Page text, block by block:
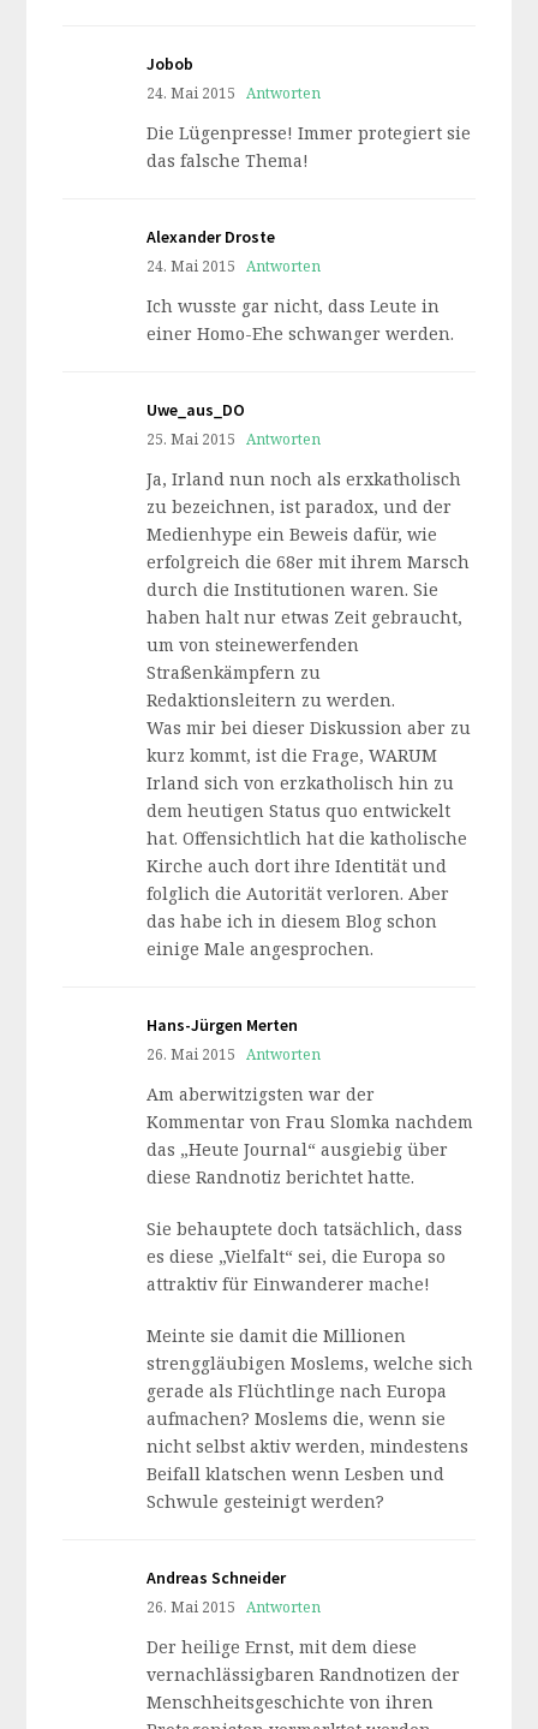
Jobob
24. Mai 2015 Antworten
Die Lügenpresse! Immer protegiert sie
das falsche Thema!
Alexander Droste
24. Mai 2015 Antworten
Ich wusste gar nicht, dass Leute in
einer Homo-Ehe schwanger werden.
Uwe_aus_DO
25. Mai 2015 Antworten
Ja, Irland nun noch als erxkatholisch
zu bezeichnen, ist paradox, und der
Medienhype ein Beweis dafür, wie
erfolgreich die 68er mit ihrem Marsch
durch die Institutionen waren. Sie
haben halt nur etwas Zeit gebraucht,
um von steinewerfenden
Straßenkämpfern zu
Redaktionsleitern zu werden.
Was mir bei dieser Diskussion aber zu
kurz kommt, ist die Frage, WARUM
Irland sich von erzkatholisch hin zu
dem heutigen Status quo entwickelt
hat. Offensichtlich hat die katholische
Kirche auch dort ihre Identität und
folglich die Autorität verloren. Aber
das habe ich in diesem Blog schon
einige Male angesprochen.
Hans-Jürgen Merten
26. Mai 2015 Antworten
Am aberwitzigsten war der
Kommentar von Frau Slomka nachdem
das „Heute Journal“ ausgiebig über
diese Randnotiz berichtet hatte.
Sie behauptete doch tatsächlich, dass
es diese „Vielfalt“ sei, die Europa so
attraktiv für Einwanderer mache!
Meinte sie damit die Millionen
strenggläubigen Moslems, welche sich
gerade als Flüchtlinge nach Europa
aufmachen? Moslems die, wenn sie
nicht selbst aktiv werden, mindestens
Beifall klatschen wenn Lesben und
Schwule gesteinigt werden?
Andreas Schneider
26. Mai 2015 Antworten
Der heilige Ernst, mit dem diese
vernachlässigbaren Randnotizen der
Menschheitsgeschichte von ihren